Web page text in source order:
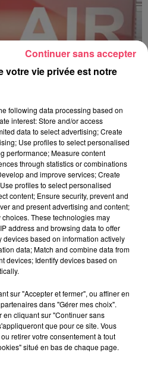
06 2026
votre vie privée est notre
following data processing based on
interest: Store and/or access
data to select advertising; Create
Use profiles to select personalised
performance; Measure content
through statistics or combinations
and improve services; Create
profiles to select personalised
content; Ensure security, prevent and
and present advertising and content;
These technologies may
address and browsing data to offer
based on information actively
data; Match and combine data from
devices; Identify devices based on
sur "Accepter et fermer", ou affiner en
dans "Gérer mes choix".
en cliquant sur "Continuer sans
que pour ce site. Vous
retirer votre consentement à tout
situé en bas de chaque page.
Continuer sans accepter